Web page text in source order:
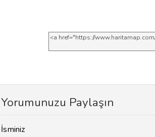
Yorumunuzu Paylaşın
İsminiz